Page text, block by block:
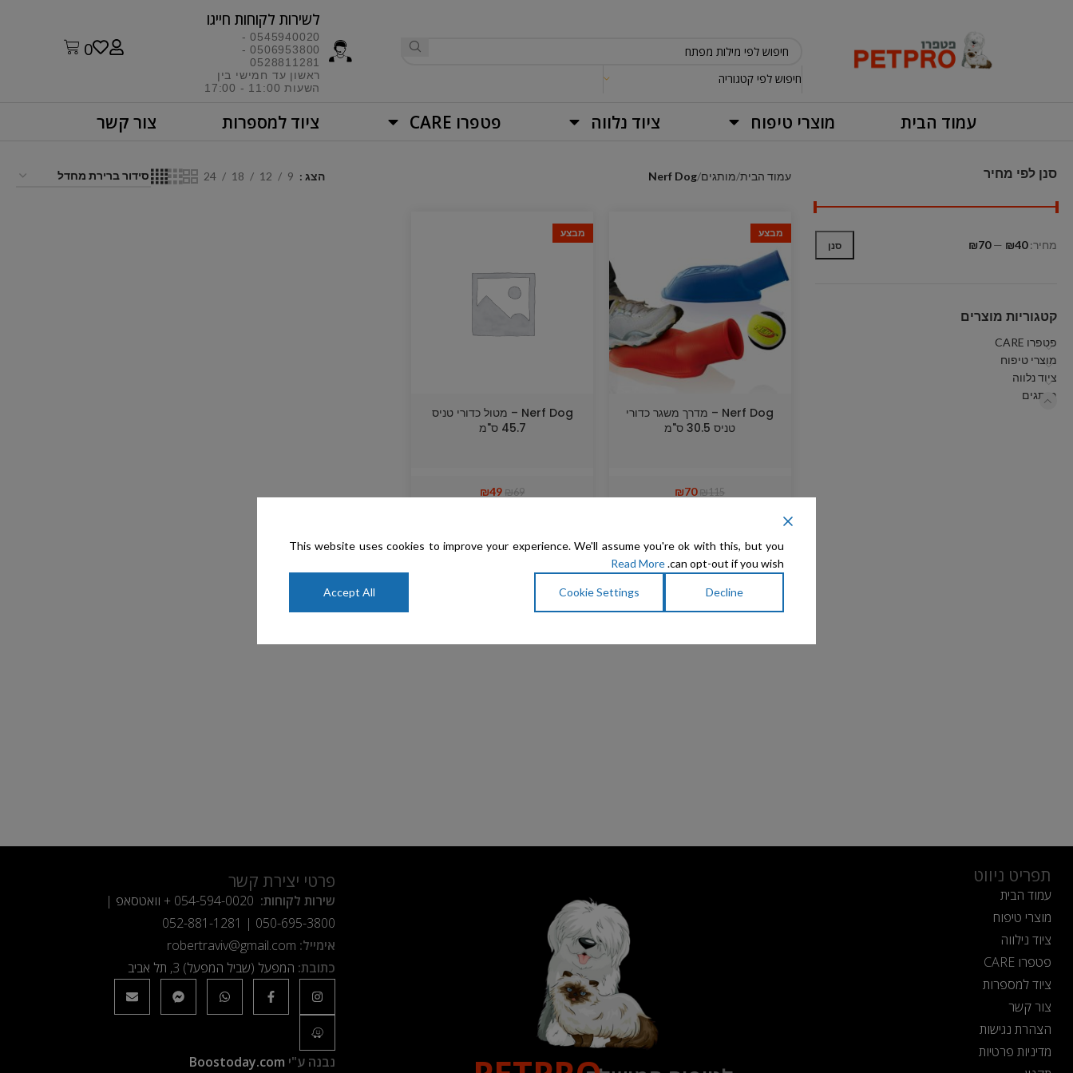
חיפוש לפי קטגוריה
לשירות לקוחות חייגו​
0545940020 -
0506953800 -
0528811281
ראשון עד חמישי בין
השעות 11:00 - 17:00​
0
עמוד הבית מוצרי טיפוח ציוד נלווה פטפרו CARE ציוד למספרות צור קשר
סנן לפי מחיר
סנן מחיר:₪40
—
₪70
קטגוריות מוצרים
פטפרו CARE
מוצרי טיפוח
ציוד נלווה
מותגים
עמוד הבית מותגים Nerf Dog הצג 9
12
18
24
מבצע
Nerf Dog – מדרך משגר כדורי
טניס 30.5 ס"מ
₪115
₪70
מבצע
Nerf Dog – מטול כדורי טניס
45.7 ס"מ
₪69
₪49
תפריט ניווט
עמוד הבית
מוצרי טיפוח
ציוד נילווה
פטפרו CARE
ציוד למספרות
צור קשר
הצהרת נגישות
מדיניות פרטיות
פרטי יצירת קשר
שירות לקוחות: 054-594-0020 + וואטסאפ |
050-695-3800
|
052-881-1281
אימייל: robertraviv@gmail.com
כתובת: המפעל (שביל המפעל) 3, תל אביב
נבנה ע"י Boostoday.com
This website uses cookies to improve your experience. We'll assume you're ok with this, but you
can opt-out if you wish.
Read More
Decline
Cookie Settings
Accept All